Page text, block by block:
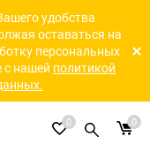
удобства
оставаться на
персональных
с нашей политикой
0 0